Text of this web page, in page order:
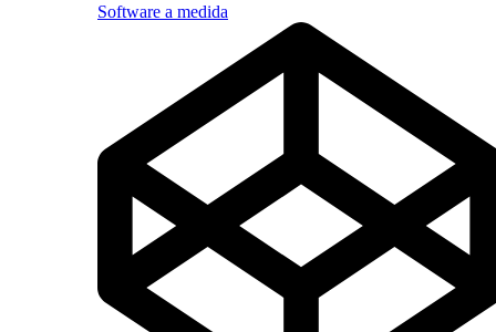
Software a medida